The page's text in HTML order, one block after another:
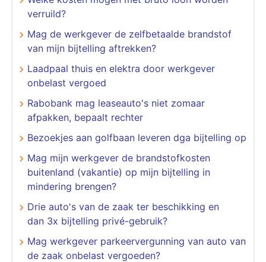
verruild?
Mag de werkgever de zelfbetaalde brandstof
van mijn bijtelling aftrekken?
Laadpaal thuis en elektra door werkgever
onbelast vergoed
Rabobank mag leaseauto's niet zomaar
afpakken, bepaalt rechter
Bezoekjes aan golfbaan leveren dga bijtelling op
Mag mijn werkgever de brandstofkosten
buitenland (vakantie) op mijn bijtelling in
mindering brengen?
Drie auto's van de zaak ter beschikking en
dan 3x bijtelling privé-gebruik?
Mag werkgever parkeervergunning van auto van
de zaak onbelast vergoeden?